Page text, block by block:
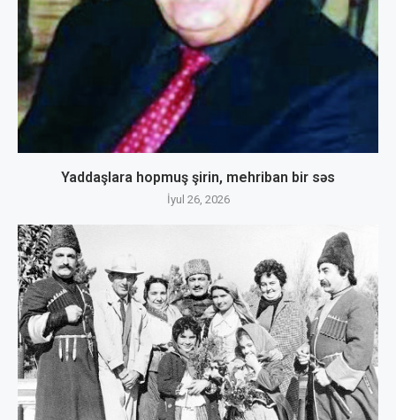
Yaddaşlara hopmuş şirin, mehriban bir səs
İyul 26, 2026